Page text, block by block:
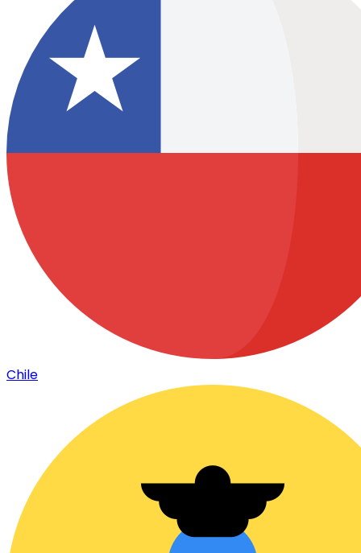
Chile